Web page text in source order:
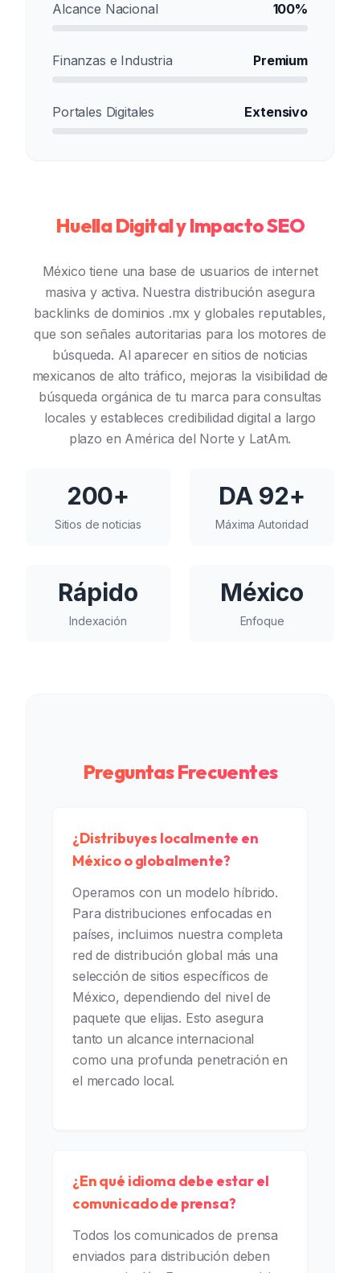
Alcance Nacional 100%
Finanzas e Industria Premium
Portales Digitales Extensivo
Huella Digital y Impacto SEO
México tiene una base de usuarios de internet
masiva y activa. Nuestra distribución asegura
backlinks de dominios .mx y globales reputables,
que son señales autoritarias para los motores de
búsqueda. Al aparecer en sitios de noticias
mexicanos de alto tráfico, mejoras la visibilidad de
búsqueda orgánica de tu marca para consultas
locales y estableces credibilidad digital a largo
plazo en América del Norte y LatAm.
200+
Sitios de noticias
DA 92+
Máxima Autoridad
Rápido
Indexación
México
Enfoque
Preguntas Frecuentes
¿Distribuyes localmente en
México o globalmente?
Operamos con un modelo híbrido.
Para distribuciones enfocadas en
países, incluimos nuestra completa
red de distribución global más una
selección de sitios específicos de
México, dependiendo del nivel de
paquete que elijas. Esto asegura
tanto un alcance internacional
como una profunda penetración en
el mercado local.
¿En qué idioma debe estar el
comunicado de prensa?
Todos los comunicados de prensa
enviados para distribución deben